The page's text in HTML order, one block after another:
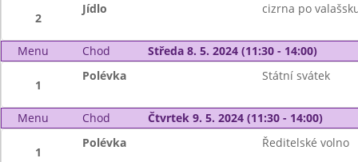
2
Jídlo cizrna po
Menu Chod Středa 8. 5. 2024 (11:30 - 14:00)
1
Polévka Státní svátek
Menu Chod Čtvrtek 9. 5. 2024 (11:30 - 14:00)
1
Polévka Ředitelské volno